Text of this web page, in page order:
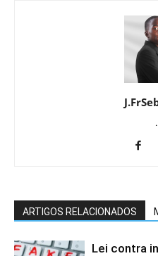
ARTIGOS RELACIONADOS
Lei contra